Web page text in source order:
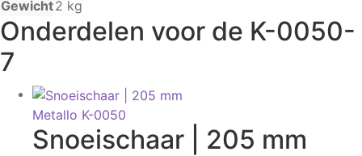
Gewicht2 kg
Onderdelen voor de K-0050-
7
Metallo K-0050
Snoeischaar | 205 mm